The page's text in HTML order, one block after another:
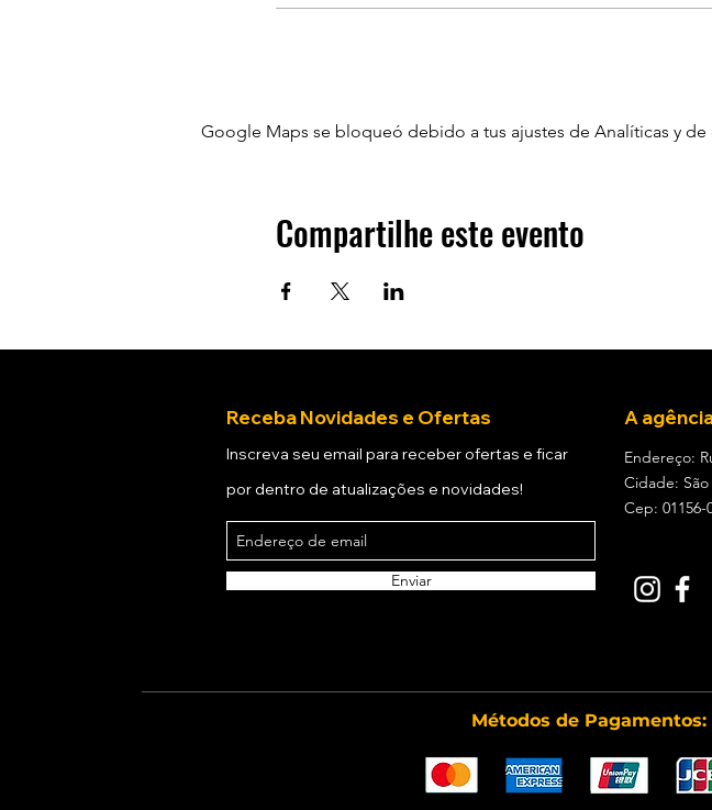
Google Maps se bloqueó debido a tus ajustes de Analíticas y
Compartilhe este evento
Receba Novidades e Ofertas
Inscreva seu email para receber ofertas e ficar
por dentro de atualizações e novidades!
Enviar
A
Endereço:
Cidade:
Cep: 01156-
Métodos de